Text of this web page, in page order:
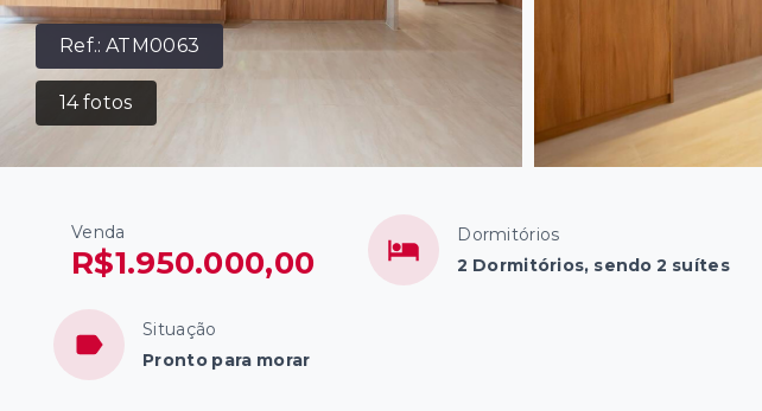
Ref.:ATM0063
14fotos
Venda
R$1.950.000,00
Dormitórios
2 Dormitórios, sendo 2 suítes
Situação
Pronto para morar